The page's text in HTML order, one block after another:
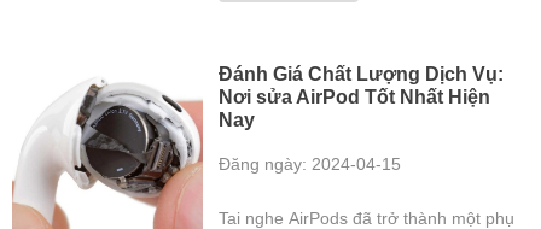
Đánh Giá Chất Lượng Dịch Vụ:
Nơi sửa AirPod Tốt Nhất Hiện
Nay
Đăng ngày: 2024-04-15
Tai nghe AirPods đã trở thành một phụ